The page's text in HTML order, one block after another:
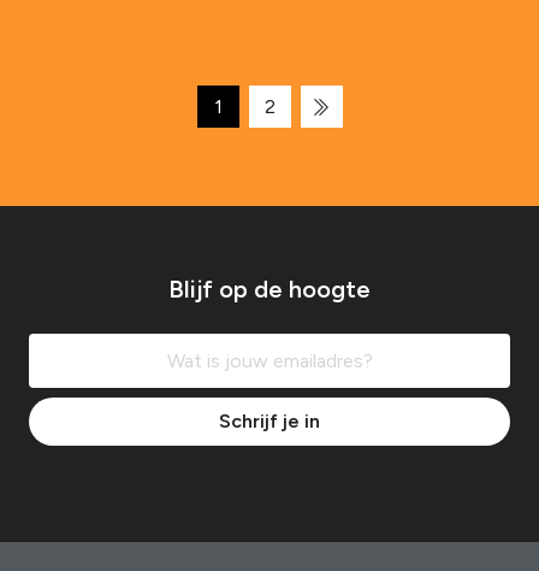
r
r
c
h
n
1 2
Blijf op de hoogte
Schrijf je in